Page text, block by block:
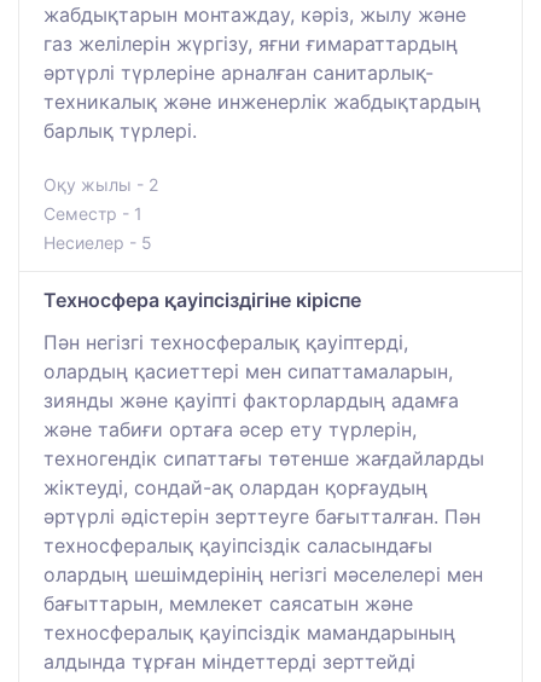
жабдықтарын монтаждау, кәріз, жылу және
газ желілерін жүргізу, яғни ғимараттардың
әртүрлі түрлеріне арналған санитарлық-
техникалық және инженерлік жабдықтардың
барлық түрлері.
Оқу жылы - 2
Семестр - 1
Несиелер - 5
Техносфера қауіпсіздігіне кіріспе
Пән негізгі техносфералық қауіптерді,
олардың қасиеттері мен сипаттамаларын,
зиянды және қауіпті факторлардың адамға
және табиғи ортаға әсер ету түрлерін,
техногендік сипаттағы төтенше жағдайларды
жіктеуді, сондай-ақ олардан қорғаудың
әртүрлі әдістерін зерттеуге бағытталған. Пән
техносфералық қауіпсіздік саласындағы
олардың шешімдерінің негізгі мәселелері мен
бағыттарын, мемлекет саясатын және
техносфералық қауіпсіздік мамандарының
алдында тұрған міндеттерді зерттейді